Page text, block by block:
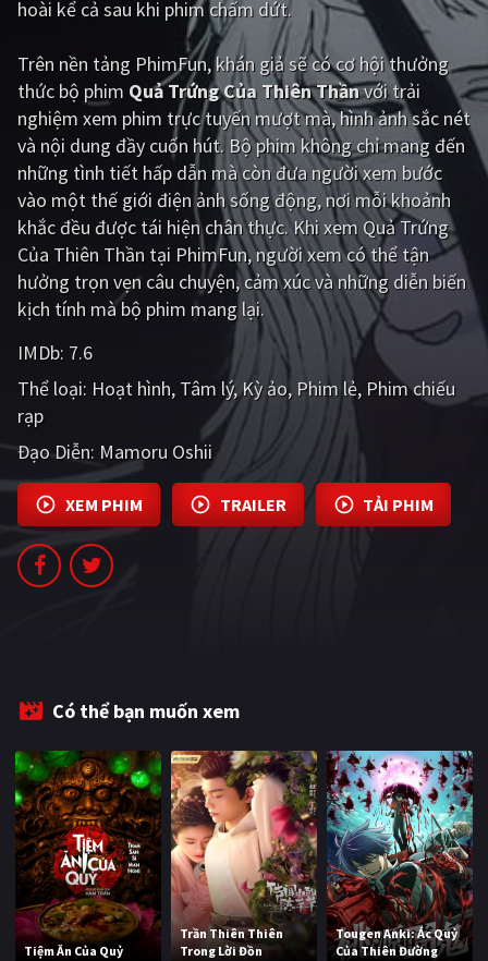
Gia đình
Bí ẩn Lịch sử
Viễn Tây Tiểu sử
GameShow DramaTV
QUỐC GIA
Âu - Mỹ Trung Quốc - Hồng Kông
Hàn Quốc Nhật Bản
Ấn Độ Việt Nam
Tổng hợp
CẬP NHẬT
PHIM MỚI
PHIM BỘ
PHIM LẺ
hoài kể cả sau khi phim chấm dứt.
Trên nền tảng PhimFun, khán giả sẽ có cơ hội thưởng
thức bộ phim Quả Trứng Của Thiên Thầnvới trải
nghiệm xem phim trực tuyến mượt mà, hình ảnh sắc nét
và nội dung đầy cuốn hút. Bộ phim không chỉ mang đến
những tình tiết hấp dẫn mà còn đưa người xem bước
vào một thế giới điện ảnh sống động, nơi mỗi khoảnh
khắc đều được tái hiện chân thực. Khi xem Quả Trứng
Của Thiên Thần tại PhimFun, người xem có thể tận
hưởng trọn vẹn câu chuyện, cảm xúc và những diễn biến
kịch tính mà bộ phim mang lại.
IMDb: 7.6
Thể loại: Hoạt hình Tâm lý Kỳ ảo Phim lẻ Phim chiếu
rạp
Đạo Diễn: Mamoru Oshii
XEM PHIM TRAILER TẢI PHIM
Có thể bạn muốn xem
Tiệm Ăn Của Quỷ
Trần Thiên Thiên
Trong Lời Đồn
Tougen Anki: Ác Quỷ
Của Thiên Đường